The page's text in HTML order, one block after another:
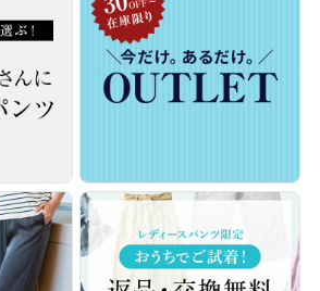
キレイ見え立体パターンだから、寒い日の
だって安心です。